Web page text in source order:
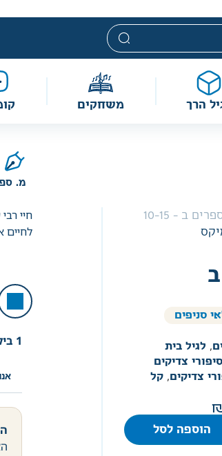
אלה ניתנים במסגרת מדיניות תמחור
מוגבלת וע״פ התקנות.
הרך משחקים
קומיקס ספרים ב - 10-15
סניפים
, לגיל בית
צדיקים
צדיקים, קל
הוספה לסל
מ.
חיי
לחיים
1 ביקורת עבור